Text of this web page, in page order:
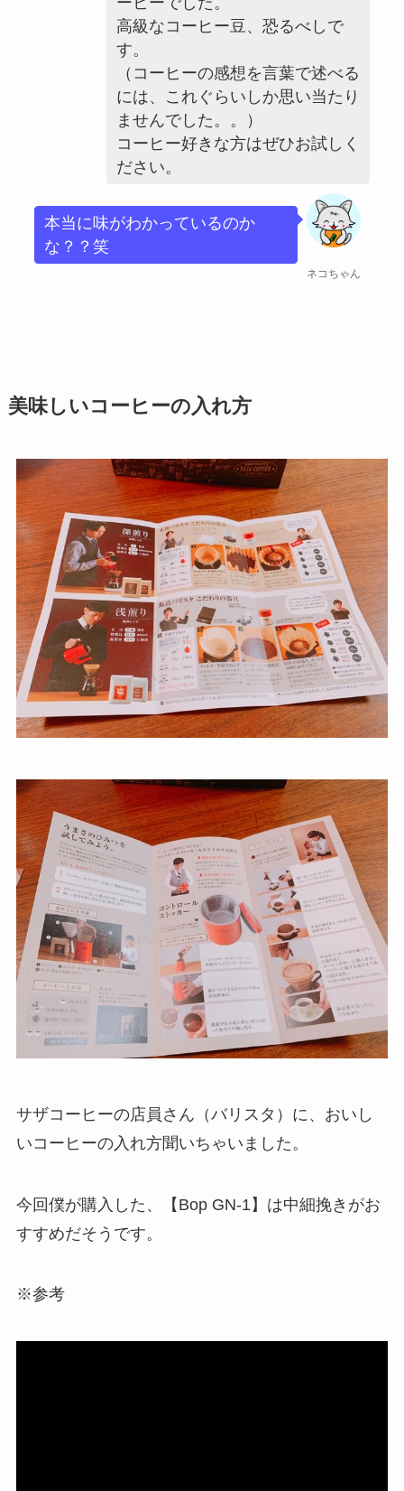
高級なコーヒー豆、恐るべしで
す。
（コーヒーの感想を言葉で述べる
には、これぐらいしか思い当たり
ませんでした。。）
コーヒー好きな方はぜひお試しく
ださい。
ネコちゃん
本当に味がわかっているのか
な？？笑
美味しいコーヒーの入れ方
サザコーヒーの店員さん（バリスタ）に、おいし
いコーヒーの入れ方聞いちゃいました。
今回僕が購入した、【Bop GN-1】は中細挽きがお
すすめだそうです。
※参考